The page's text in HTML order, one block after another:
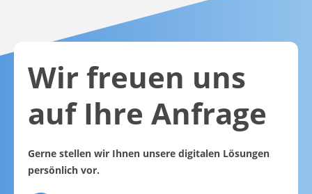
Wir freuen uns
auf Ihre Anfrage
Gerne stellen wir Ihnen unsere digitalen Lösungen
persönlich vor.